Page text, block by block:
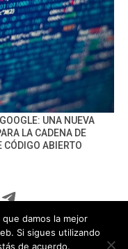
UNA NUEVA
LA CADENA DE
CÓDIGO ABIERTO
damos la mejor
Si sigues utilizando
de acuerdo.